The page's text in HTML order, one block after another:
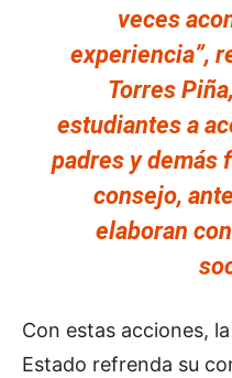
veces
experiencia”,
Torres
estudiantes a
padres y demás
consejo,
elaboran
Con estas acciones,
Estado refrenda su